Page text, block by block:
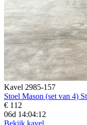
Kavel 2985-157
Stoel Mason (set van 4)
€ 112
06d 14:04:10
Bekijk kavel